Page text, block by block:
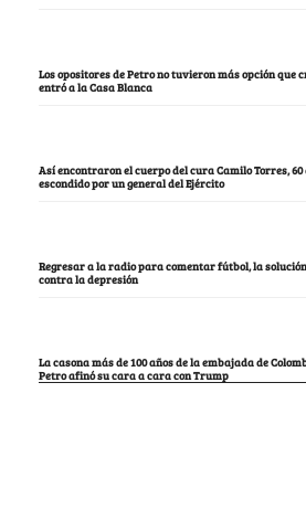
Los opositores de Petro no tuvieron más opción
entró a la Casa Blanca
Así encontraron el cuerpo del cura Camilo Torres,
escondido por un general del Ejército
Regresar a la radio para comentar fútbol, la
contra la depresión
La casona más de 100 años de la embajada de
Petro afinó su cara a cara con Trump